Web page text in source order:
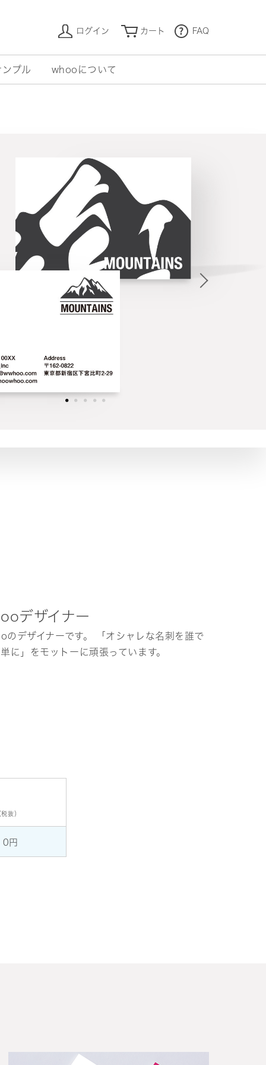
ログイン カート FAQ
プル whooについて
デザイナー
のデザイナーです。 「オシャレな名刺を誰で
に」をモットーに頑張っています。
税抜）
円